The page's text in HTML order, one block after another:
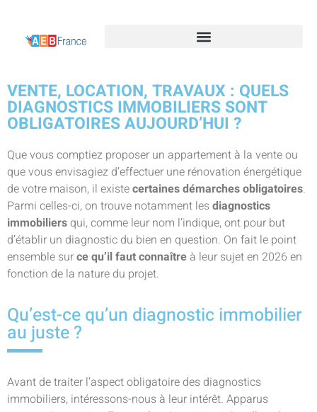
VENTE, LOCATION, TRAVAUX : QUELS
DIAGNOSTICS IMMOBILIERS SONT
OBLIGATOIRES AUJOURD’HUI ?
Que vous comptiez proposer un appartement à la vente ou
que vous envisagiez d’effectuer une rénovation énergétique
de votre maison, il existecertaines démarches obligatoires.
Parmi celles-ci, on trouve notamment lesdiagnostics
immobiliers qui, comme leur nom l’indique, ont pour but
d’établir un diagnostic du bien en question. On fait le point
ensemble surce qu’il faut connaître à leur sujet en 2026 en
fonction de la nature du projet.
Qu’est-ce qu’un diagnostic immobilier
au juste ?
Avant de traiter l’aspect obligatoire des diagnostics
immobiliers, intéressons-nous à leur intérêt. Apparus